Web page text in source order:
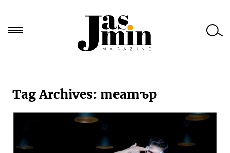
за:Tag Archives: театър